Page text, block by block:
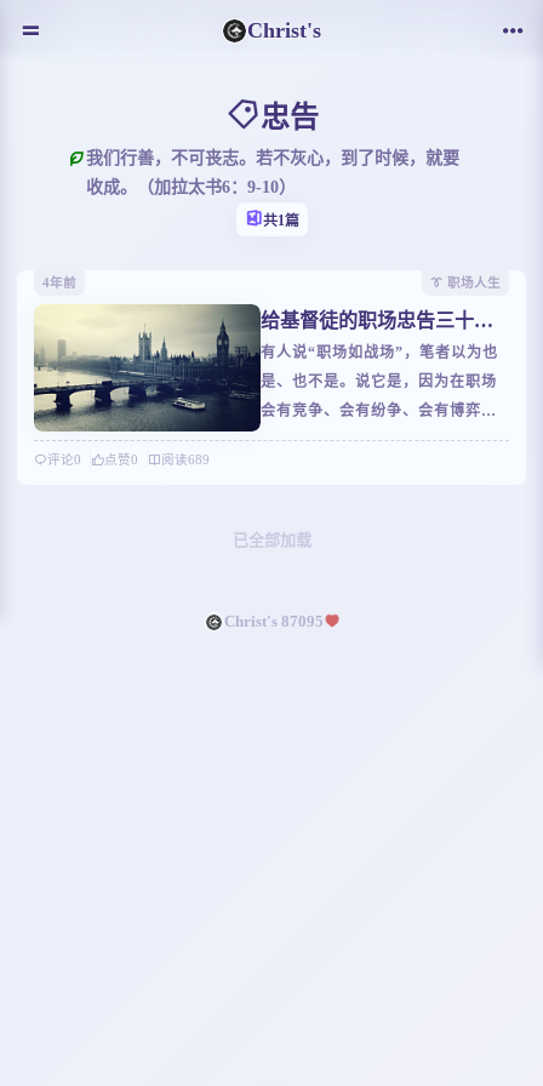
Christ's
忠告
我们行善，不可丧志。若不灰心，到了时候，就要
收成。（加拉太书6：9-10）
共1篇
4年前 👔 职场人生
给基督徒的职场忠告三十二
则
有人说“职场如战场”，笔者以为也
是、也不是。说它是，因为在职场
会有竞争、会有纷争、会有博弈、
会有战胜自我的历练；说它不是，
评论0 点赞0 阅读689
已全部加载
Christ's 87095